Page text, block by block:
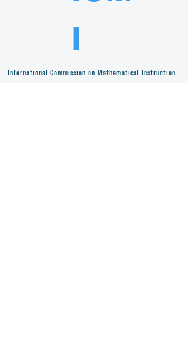
I
International Commission on Mathematical Instruction